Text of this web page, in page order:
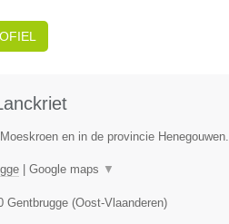
en in de provincie Henegouwen.
| Google maps ▼
Gentbrugge(Oost-Vlaanderen)